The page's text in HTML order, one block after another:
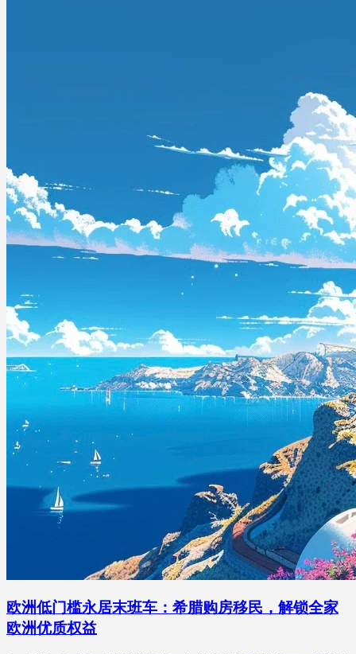
欧洲低门槛永居末班车：希腊购房移民，解锁全家
欧洲优质权益